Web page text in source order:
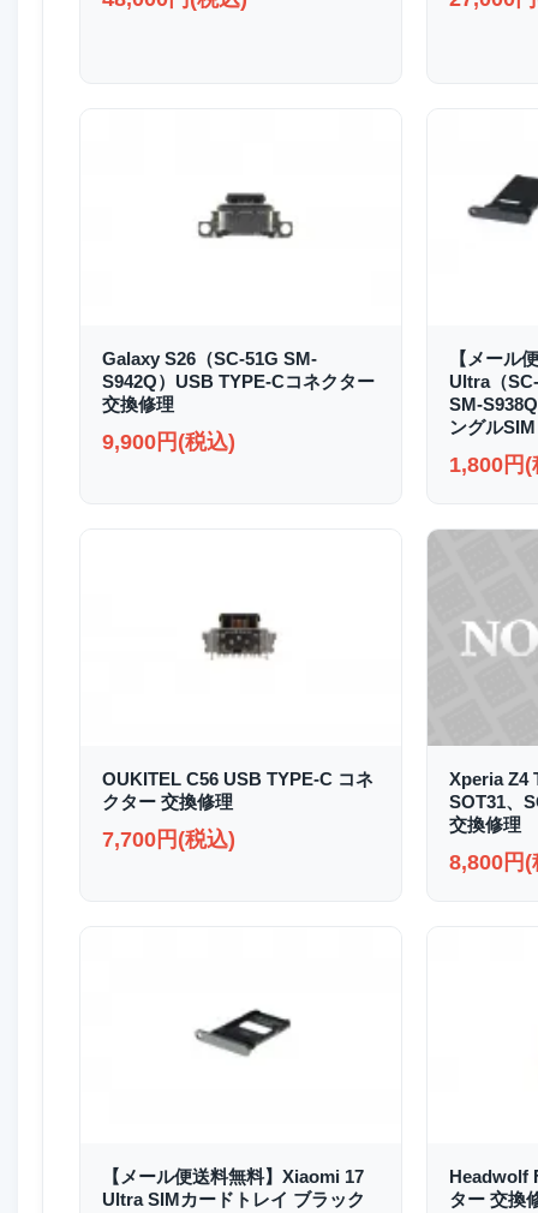
Galaxy S26（SC-51G SM-
S942Q）USB TYPE-Cコネクター
交換修理
9,900円(税込)
【メール
Ultra（
SM-
ングル
1,800円(
OUKITEL C56 USB TYPE-C コネ
クター 交換修理
7,700円(税込)
Xperia Z4
SOT31、
交換修理
8,800円(
【メール便送料無料】Xiaomi 17
Ultra SIMカードトレイ ブラック
Headwolf
ター 交換